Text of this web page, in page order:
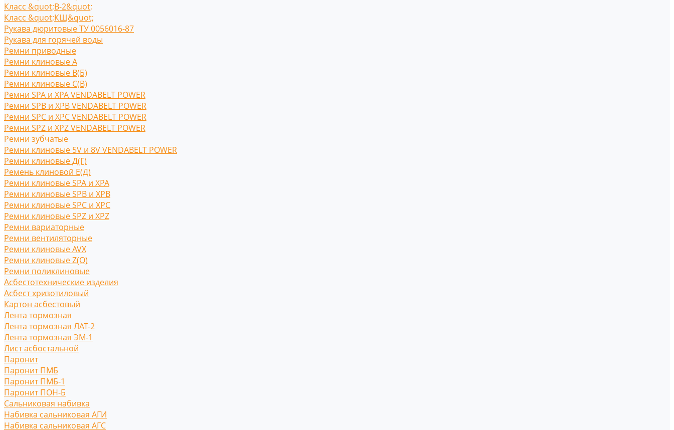
Класс &quot;В-2&quot;
Класс &quot;КЩ&quot;
Рукава дюритовые ТУ 0056016-87
Рукава для горячей воды
Ремни приводные
Ремни клиновые A
Ремни клиновые В(Б)
Ремни клиновые С(B)
Ремни SPA и XPA VENDABELT POWER
Ремни SPB и XPB VENDABELT POWER
Ремни SPC и XPC VENDABELT POWER
Ремни SPZ и XPZ VENDABELT POWER
Ремни зубчатые
Ремни клиновые 5V и 8V VENDABELT POWER
Ремни клиновые Д(Г)
Ремень клиновой Е(Д)
Ремни клиновые SPA и XPA
Ремни клиновые SPB и XPB
Ремни клиновые SPC и XPC
Ремни клиновые SPZ и XPZ
Ремни вариаторные
Ремни вентиляторные
Ремни клиновые AVX
Ремни клиновые Z(O)
Ремни поликлиновые
Асбестотехнические изделия
Асбест хризотиловый
Картон асбестовый
Лента тормозная
Лента тормозная ЛАТ-2
Лента тормозная ЭМ-1
Лист асбостальной
Паронит
Паронит ПМБ
Паронит ПМБ-1
Паронит ПОН-Б
Сальниковая набивка
Набивка сальниковая АГИ
Набивка сальниковая АГС